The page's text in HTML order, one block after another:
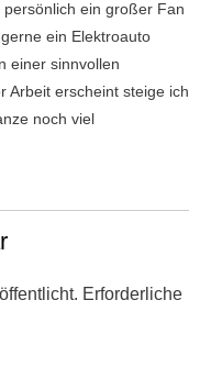
ein großer Fan
ein Elektroauto
einer sinnvollen
Arbeit erscheint steige ich
noch viel
Erforderliche